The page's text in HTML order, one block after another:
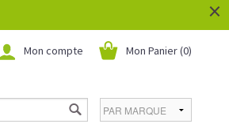
×
Mon Panier (0)
Mon compte